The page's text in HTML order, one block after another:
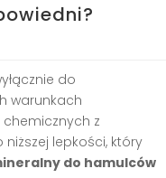
do
warunkach
z
niższej lepkości, który
do hamulców